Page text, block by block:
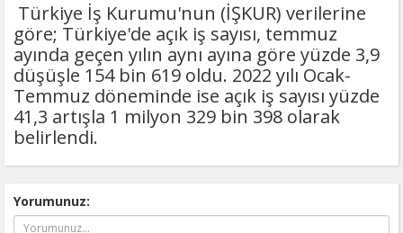
Türkiye İş Kurumu'nun (İŞKUR) verilerine
göre; Türkiye'de açık iş sayısı, temmuz
ayında geçen yılın aynı ayına göre yüzde 3,9
düşüşle 154 bin 619 oldu. 2022 yılı Ocak-
Temmuz döneminde ise açık iş sayısı yüzde
41,3 artışla 1 milyon 329 bin 398 olarak
belirlendi.
Yorumunuz: